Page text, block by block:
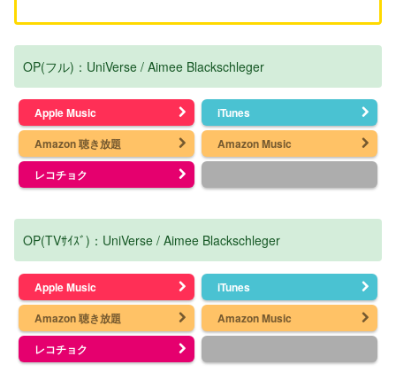
OP(フル)：UniVerse / Aimee Blackschleger
Apple Music
iTunes
Amazon 聴き放題
Amazon Music
レコチョク
OP(TVｻｲｽﾞ)：UniVerse / Aimee Blackschleger
Apple Music
iTunes
Amazon 聴き放題
Amazon Music
レコチョク